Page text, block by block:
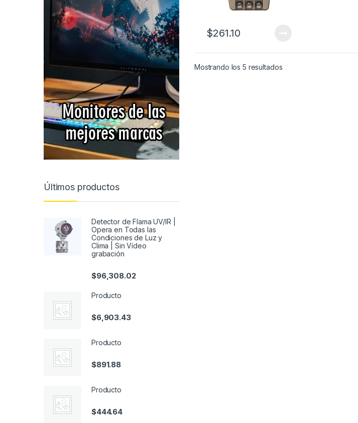
$261.10
Mostrando los 5 resultados
Últimos productos
Detector de Flama UV/IR |
Opera en Todas las
Condiciones de Luz y
Clima | Sin Vídeo
grabación
$96,308.02
Producto
$6,903.43
Producto
$891.88
Producto
$444.64